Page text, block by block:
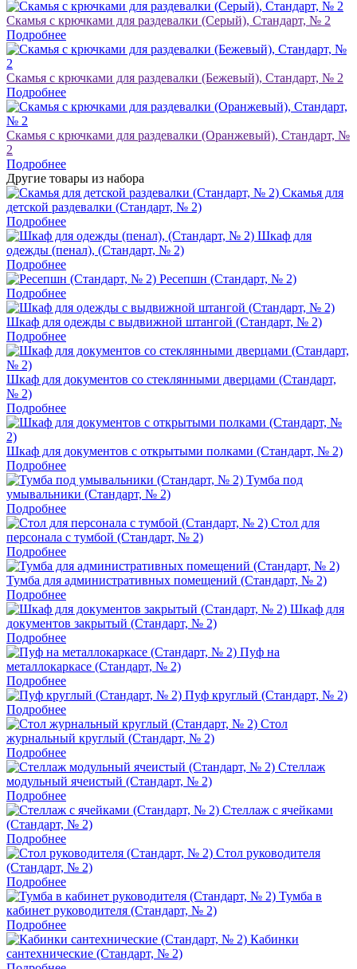
Скамья с крючками для раздевалки (Серый), Стандарт, № 2
Подробнее
Скамья с крючками для раздевалки (Бежевый), Стандарт, № 2
Подробнее
Скамья с крючками для раздевалки (Оранжевый), Стандарт, №
2
Подробнее
Другие товары из набора
Скамья для
детской раздевалки (Стандарт, № 2)
Подробнее
Шкаф для
одежды (пенал), (Стандарт, № 2)
Подробнее
Ресепшн (Стандарт, № 2)
Подробнее
Шкаф для одежды с выдвижной штангой (Стандарт, № 2)
Подробнее
Шкаф для документов со стеклянными дверцами (Стандарт,
№ 2)
Подробнее
Шкаф для документов с открытыми полками (Стандарт, № 2)
Подробнее
Тумба под
умывальники (Стандарт, № 2)
Подробнее
Стол для
персонала с тумбой (Стандарт, № 2)
Подробнее
Тумба для административных помещений (Стандарт, № 2)
Подробнее
Шкаф для
документов закрытый (Стандарт, № 2)
Подробнее
Пуф на
металлокаркасе (Стандарт, № 2)
Подробнее
Пуф круглый (Стандарт, № 2)
Подробнее
Стол
журнальный круглый (Стандарт, № 2)
Подробнее
Стеллаж
модульный ячеистый (Стандарт, № 2)
Подробнее
Стеллаж с ячейками
(Стандарт, № 2)
Подробнее
Стол руководителя
(Стандарт, № 2)
Подробнее
Тумба в
кабинет руководителя (Стандарт, № 2)
Подробнее
Кабинки
сантехнические (Стандарт, № 2)